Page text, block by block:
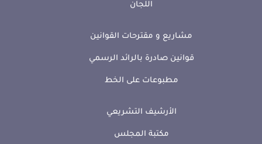
اللجان
مشاريع و مقترحات القوانين
قوانين صادرة بالرائد الرسمي
مطبوعات على الخط
الأرشيف التشريعي
مكتبة المجلس